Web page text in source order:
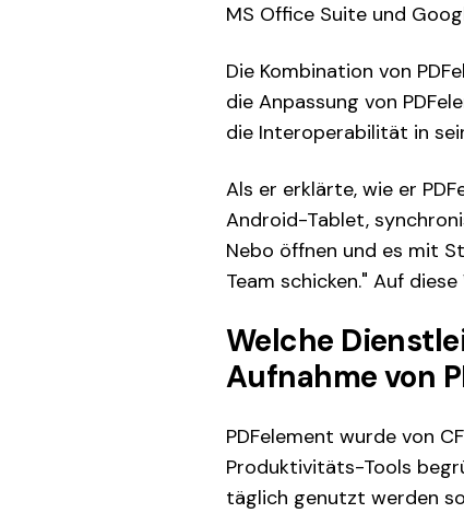
MS Office Suite und
Die Kombination von
die Anpassung von
die Interoperabilität in
Als er erklärte, wie er
Android-Tablet,
Nebo öffnen und es mit
Team schicken." Auf
Welche
Aufnahme von
PDFelement wurde von
Produktivitäts-Tools
täglich genutzt werden